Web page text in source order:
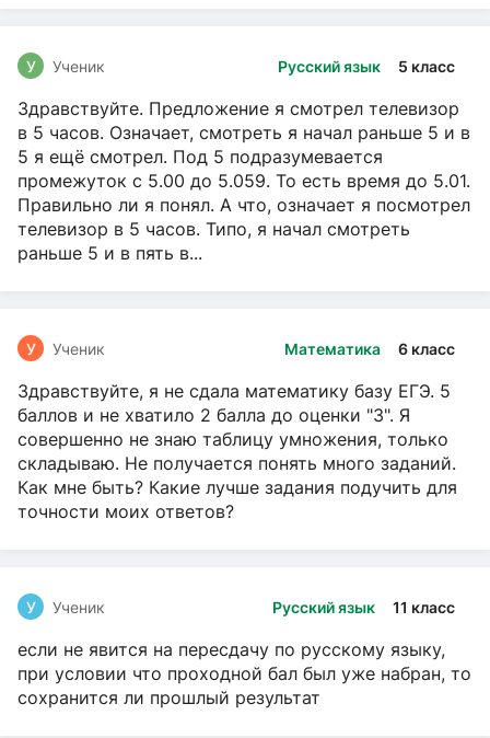
Русский язык 5 класс
У Ученик
Здравствуйте. Предложение я смотрел телевизор
в 5 часов. Означает, смотреть я начал раньше 5 и в
5 я ещё смотрел. Под 5 подразумевается
промежуток с 5.00 до 5.059. То есть время до 5.01.
Правильно ли я понял. А что, означает я посмотрел
телевизор в 5 часов. Типо, я начал смотреть
раньше 5 и в пять в...
Математика 6 класс
У Ученик
Здравствуйте, я не сдала математику базу ЕГЭ. 5
баллов и не хватило 2 балла до оценки "3". Я
совершенно не знаю таблицу умножения, только
складываю. Не получается понять много заданий.
Как мне быть? Какие лучше задания подучить для
точности моих ответов?
Русский язык 11 класс
У Ученик
если не явится на пересдачу по русскому языку,
при условии что проходной бал был уже набран, то
сохранится ли прошлый результат